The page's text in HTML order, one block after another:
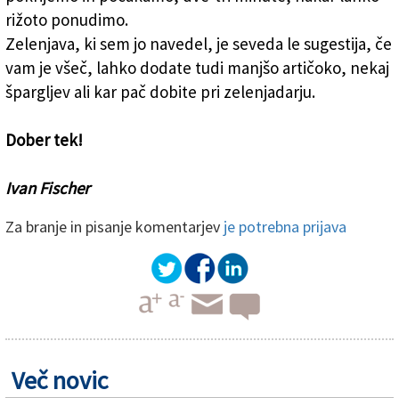
rižoto ponudimo.
Zelenjava, ki sem jo navedel, je seveda le sugestija, če
vam je všeč, lahko dodate tudi manjšo artičoko, nekaj
špargljev ali kar pač dobite pri zelenjadarju.
Dober tek!
Ivan Fischer
Za branje in pisanje komentarjev je potrebna prijava
Več novic